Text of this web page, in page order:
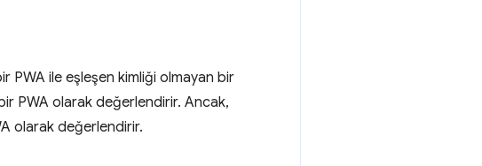
PWA ile eşleşen kimliği olmayan bir
PWA olarak değerlendirir. Ancak,
olarak değerlendirir.